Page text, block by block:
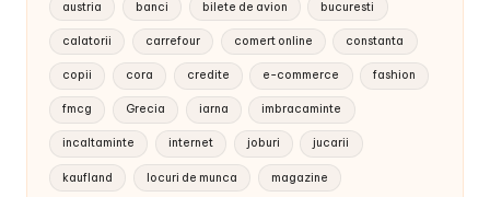
austria banci bilete de avion bucuresti
calatorii carrefour comert online constanta
copii cora credite e-commerce fashion
fmcg Grecia iarna imbracaminte
incaltaminte internet joburi jucarii
kaufland locuri de munca magazine